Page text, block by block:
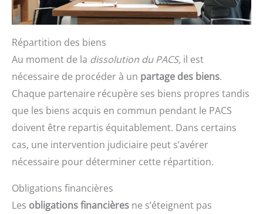
Répartition des biens
Au moment de la dissolution du PACS, il est
nécessaire de procéder à un partage des biens.
Chaque partenaire récupère ses biens propres tandis
que les biens acquis en commun pendant le PACS
doivent être repartis équitablement. Dans certains
cas, une intervention judiciaire peut s’avérer
nécessaire pour déterminer cette répartition.
Obligations financières
Les obligations financières ne s’éteignent pas